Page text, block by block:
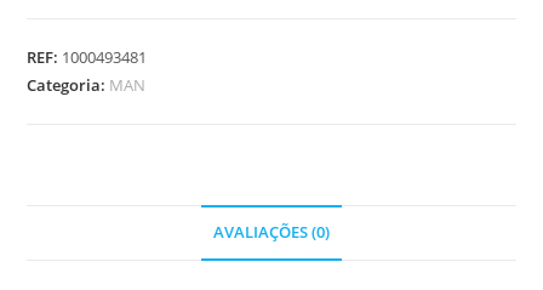
REF: 1000493481
Categoria: MAN
AVALIAÇÕES (0)